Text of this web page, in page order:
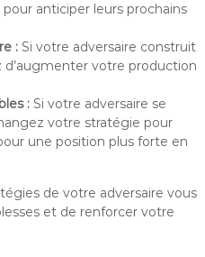
anticiper leurs prochains
:Si votre adversaire construit
votre production
:Si votre adversaire se
votre stratégie pour
une position plus forte en
de votre adversaire vous
et de renforcer votre